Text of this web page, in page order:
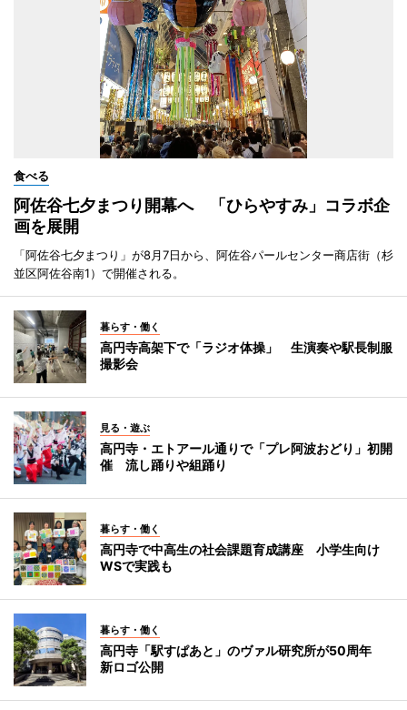
食べる
阿佐谷七夕まつり開幕へ 「ひらやすみ」コラボ企
画を展開
「阿佐谷七夕まつり」が8月7日から、阿佐谷パールセンター商店街（杉
並区阿佐谷南1）で開催される。
暮らす・働く
高円寺高架下で「ラジオ体操」 生演奏や駅長制服
撮影会
見る・遊ぶ
高円寺・エトアール通りで「プレ阿波おどり」初開
催 流し踊りや組踊り
暮らす・働く
高円寺で中高生の社会課題育成講座 小学生向け
WSで実践も
暮らす・働く
高円寺「駅すぱあと」のヴァル研究所が50周年
新ロゴ公開